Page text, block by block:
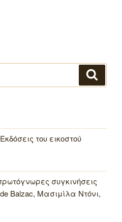
του εικοστού
συγκινήσεις
Balzac, Μασιμίλα Ντόνι,